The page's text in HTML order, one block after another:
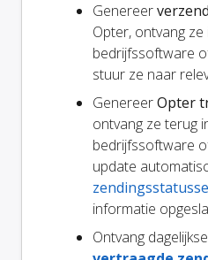
Genereer
Opter, ontvang ze
bedrijfssoftware
stuur ze naar
GenereerOpter
ontvang ze terug
bedrijfssoftware
update
informatie
Ontvang